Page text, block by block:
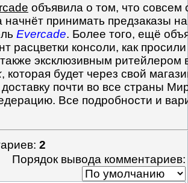
объявила о том, что совсем
начнёт принимать предзаказы
Evercade. Более того, ещё
расцветки консоли, как
эксклюзивным ритейлером
, которая будет через свой
почти во все страны
Все подробности и
: 2
Порядок вывода комментариев: